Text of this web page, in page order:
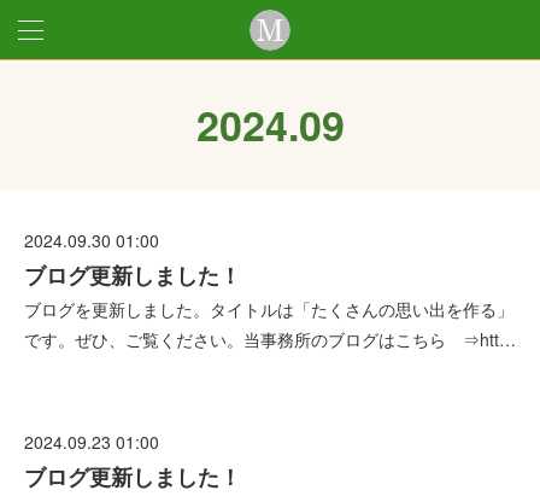
2024.09
2024.09.30 01:00
ブログ更新しました！
ブログを更新しました。タイトルは「たくさんの思い出を作る」
です。ぜひ、ご覧ください。当事務所のブログはこちら ⇒htt…
2024.09.23 01:00
ブログ更新しました！